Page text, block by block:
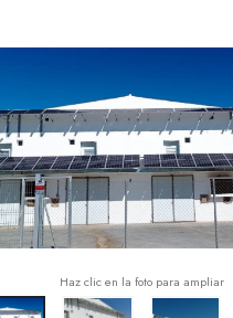
Haz clic en la foto para ampliar